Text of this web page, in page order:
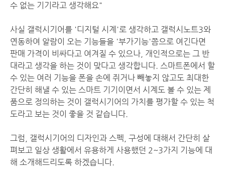
수 없는 기기라고 생각해요"
사실 갤럭시기어를 '디지털 시계'로 생각하고 갤럭시노트3와
연동하여 알람이 오는 기능들을 '부가기능'쯤으로 여긴다면
판매 가격이 비싸다고 여겨질 수 있으나, 개인적으로는 그 반
대라고 생각을 하는 것이 맞다고 생각합니다. 스마트폰에서 할
수 있는 여러 기능을 폰을 손에 쥐거나 빼놓지 않고도 최대한
간단히 해낼 수 있는 스마트 기기이면서 시계도 볼 수 있는 제
품으로 정의하는 것이 갤럭시기어의 가치를 평가할 수 있는 척
도라고 보는 것이 좋을 것 같습니다.
그럼, 갤럭시기어의 디자인과 스펙, 구성에 대해서 간단히 살
펴보고 일상 생활에서 유용하게 사용했던 2~3가지 기능에 대
해 소개해드리도록 하겠습니다.